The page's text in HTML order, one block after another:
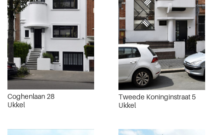
Coghenlaan 28
Ukkel
Tweede Koninginstraat 5
Ukkel